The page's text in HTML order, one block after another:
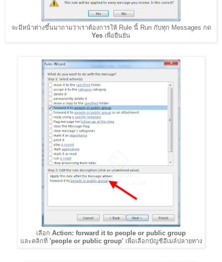
จะมีหน้าต่างขึ้นมาถามว่าเราต้องการให้ Rule นี้ Run กับทุก Messages กด
Yes เพื่อยืนยัน
เลือก Action: forward it to people or public group
และคลิกที่ 'people or public group' เพื่อเลือกบัญชีอีเมล์ปลายทาง